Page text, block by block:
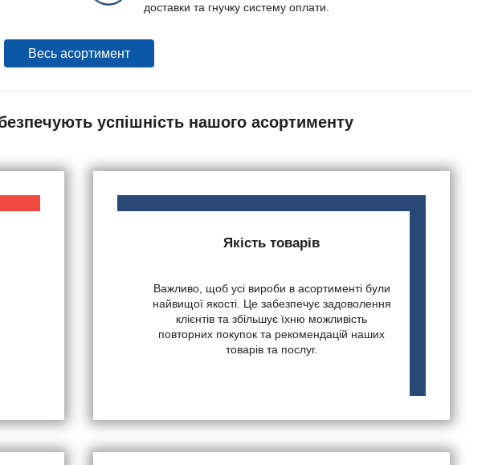
доставки та гнучку систему оплати.
Весь асортимент
успішність нашого асортименту
Якість товарів
Важливо, щоб усі вироби в асортименті були
найвищої якості. Це забезпечує задоволення
клієнтів та збільшує їхню можливість
повторних покупок та рекомендацій наших
товарів та послуг.